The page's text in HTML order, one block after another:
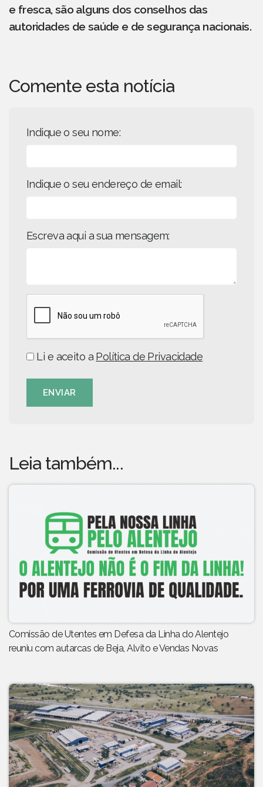
e fresca, são alguns dos conselhos das
autoridades de saúde e de segurança nacionais.
Comente esta notícia
Indique o seu nome:
Indique o seu endereço de email:
Escreva aqui a sua mensagem:
Li e aceito a Política de Privacidade
ENVIAR
Leia também...
Comissão de Utentes em Defesa da Linha do Alentejo
reuniu com autarcas de Beja, Alvito e Vendas Novas